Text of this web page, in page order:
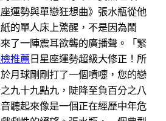
運勢與單戀狂想曲》張水瓶從他
的單人床上驚醒，不是因為鬧
了一陣震耳欲聾的廣播聲。「緊
推薦 日星座運勢超級大修正！所
月球剛剛打了一個噴嚏，您的戀
九十九點九，陡降至負百分之八
聽起來像是一個正在經歷中年危